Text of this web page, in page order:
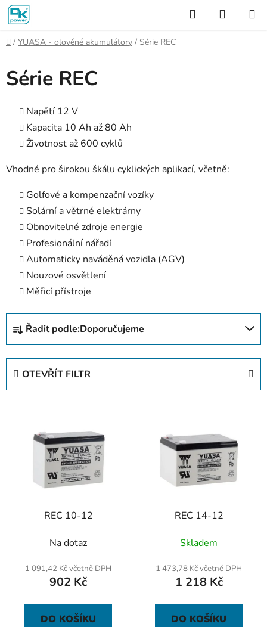
Přejít
obsah
Hledat
KOŠÍK
Domů
/ YUASA - olověné akumulátory / Série REC
Série REC
Napětí 12 V
Kapacita 10 Ah až 80 Ah
Životnost až 600 cyklů
Vhodné pro širokou škálu cyklických aplikací, včetně:
Golfové a kompenzační vozíky
Solární a větrné elektrárny
Obnovitelné zdroje energie
Profesionální nářadí
Automaticky naváděná vozidla (AGV)
Nouzové osvětlení
Měřicí přístroje
Ř
z
Řadit podle:Doporučujeme
OTEVŘÍT FILTR
REC 10-12
Na dotaz
1 091,42 Kč včetně DPH
902 Kč
DO KOŠÍKU
REC 14-12
Skladem
1 473,78 Kč včetně DPH
1 218 Kč
DO KOŠÍKU